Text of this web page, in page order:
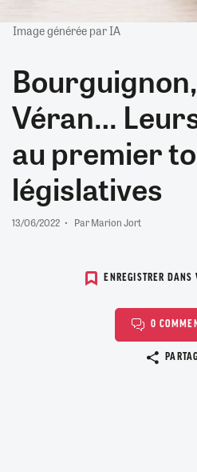
Image générée par IA
Véran…
au premier
législatives
13/06/2022 Par Marion Jort
ENREGISTRER DANS
0